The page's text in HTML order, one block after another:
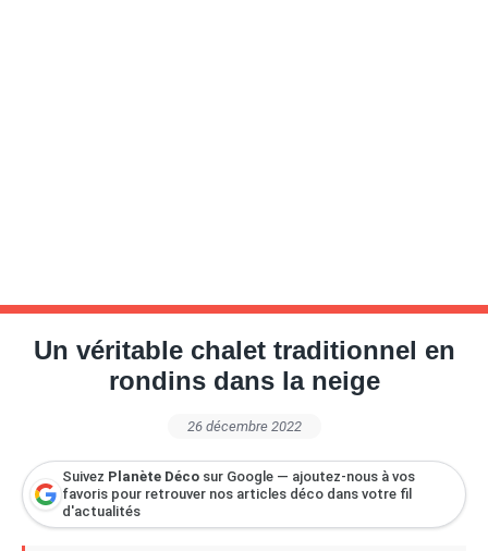
Un véritable chalet traditionnel en
rondins dans la neige
26 décembre 2022
Suivez Planète Déco sur Google — ajoutez-nous à vos
favoris pour retrouver nos articles déco dans votre fil
d'actualités